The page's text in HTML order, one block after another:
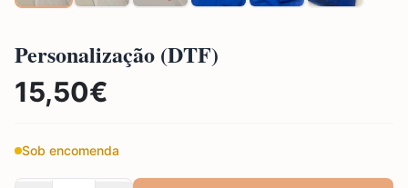
Personalização (DTF)
15,50€
Sob encomenda